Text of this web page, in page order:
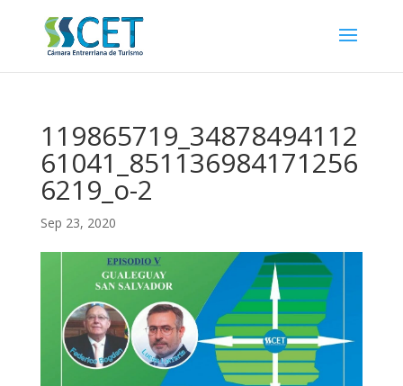
119865719_34878494112
61041_851136984171256
6219_o-2
Sep 23, 2020